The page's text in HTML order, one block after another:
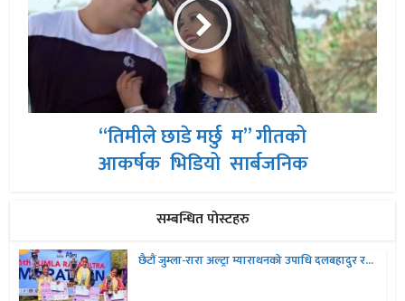
“तिमीले छाडे मर्छु म” गीतको
आकर्षक भिडियो सार्बजनिक
सम्बन्धित पोस्टहरु
छैटौं जुम्ला-रारा अल्ट्रा म्याराथनको उपाधि दलबहादुर र...